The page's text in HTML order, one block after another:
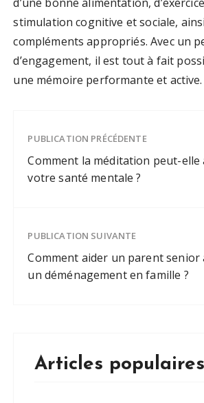
stimulation cognitive et sociale,
compléments appropriés. Avec un
d’engagement, il est tout à fait
une mémoire performante et active.
PUBLICATION PRÉCÉDENTE
Comment la méditation peut-elle
votre santé mentale ?
PUBLICATION SUIVANTE
Comment aider un parent senior
un déménagement en famille ?
Articles populaires